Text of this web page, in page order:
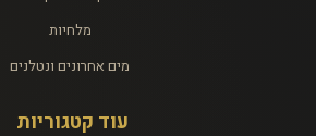
מלחיות
מים אחרונים ונטלנים
עוד קטגוריות